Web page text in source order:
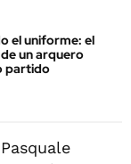
el uniforme: el
un arquero
partido